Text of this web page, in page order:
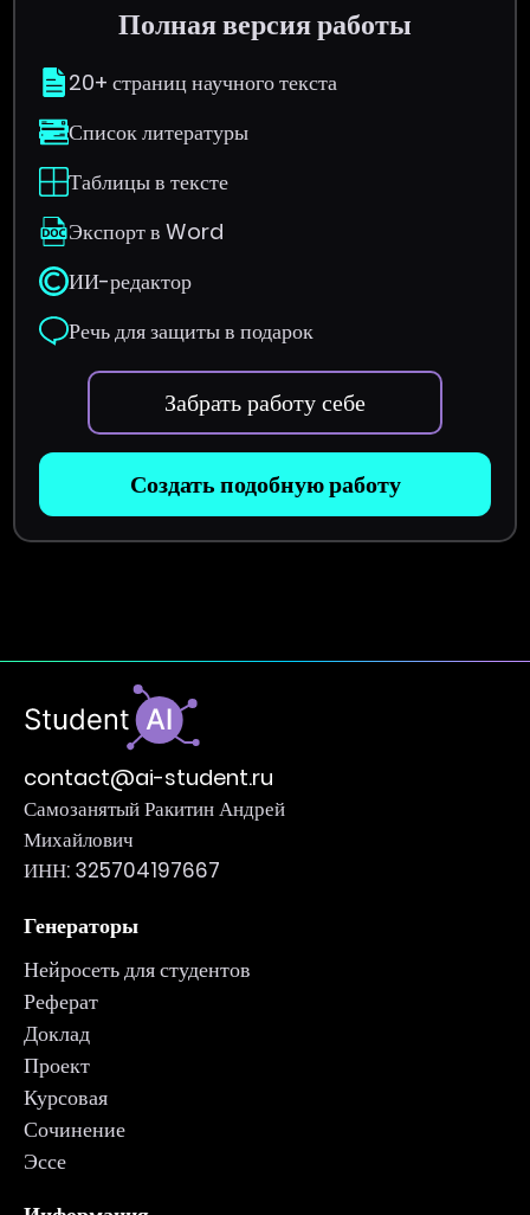
Полная версия работы
20+ страниц научного текста
Список литературы
Таблицы в тексте
Экспорт в Word
ИИ-редактор
Речь для защиты в подарок
Забрать работу себе
Создать подобную работу
contact@ai-student.ru
Самозанятый Ракитин Андрей
Михайлович
ИНН: 325704197667
Генераторы
Нейросеть для студентов
Реферат
Доклад
Проект
Курсовая
Сочинение
Эссе